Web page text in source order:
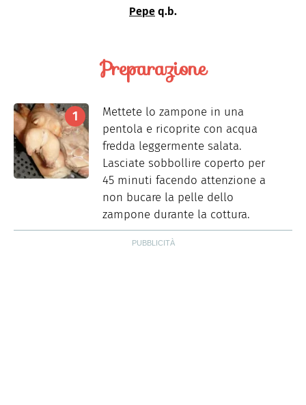
Pepe q.b.
Preparazione
Mettete lo zampone in una
pentola e ricoprite con acqua
fredda leggermente salata.
Lasciate sobbollire coperto per
45 minuti facendo attenzione a
non bucare la pelle dello
zampone durante la cottura.